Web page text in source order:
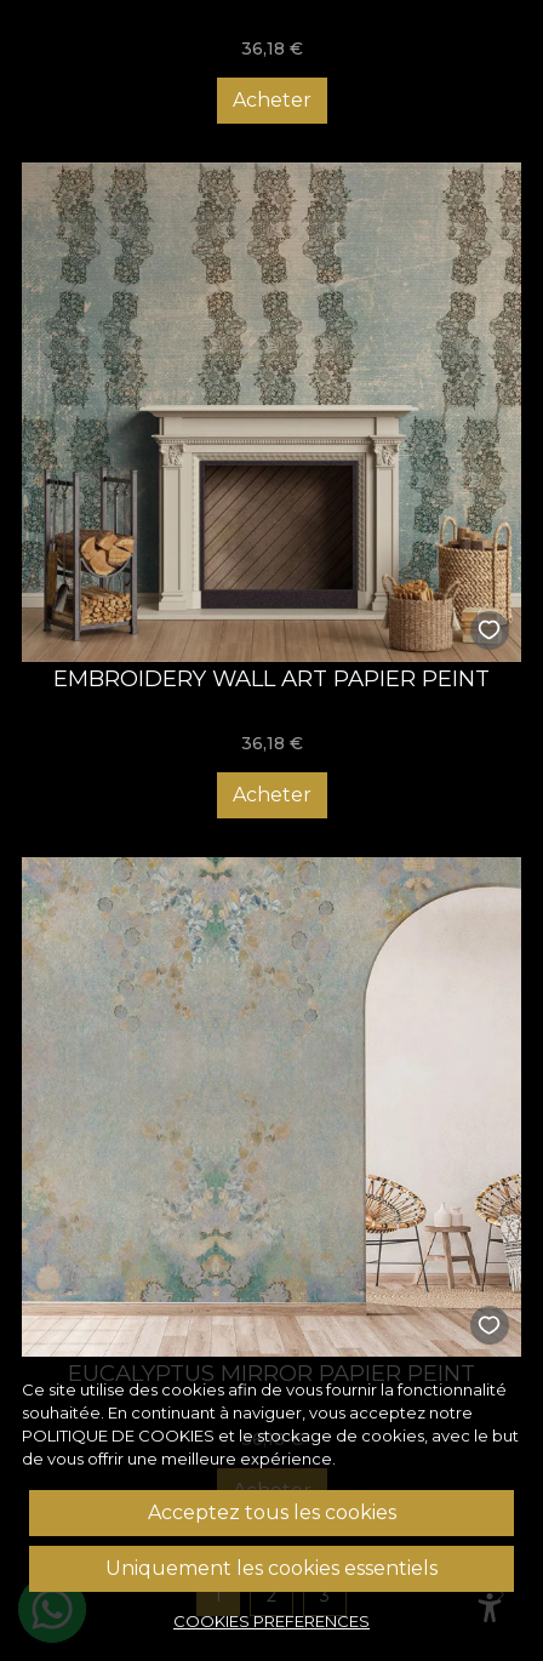
36,18 €
Acheter
EMBROIDERY WALL ART PAPIER PEINT
36,18 €
Acheter
EUCALYPTUS MIRROR PAPIER PEINT
36,18€
Acheter
1 2 3
Ce site utilise des cookies afin de vous fournir la fonctionnalité
souhaitée. En continuant à naviguer, vous acceptez notre
POLITIQUE DE COOKIES et le stockage de cookies, avec le but
de vous offrir une meilleure expérience.
Acceptez tous les cookies
Uniquement les cookies essentiels
COOKIES PREFERENCES